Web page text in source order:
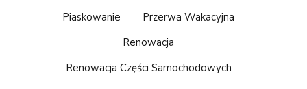
Piaskowanie
Przerwa Wakacyjna
Renowacja
Renowacja Części Samochodowych